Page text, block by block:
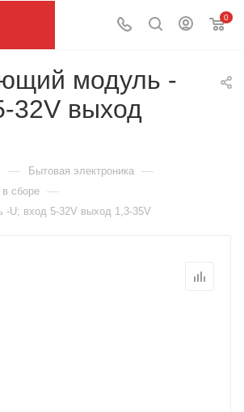
0
модуль -
32V выход
— Бытовая электроника —
сборе —
U; вход 5-32V выход 1,3-35V